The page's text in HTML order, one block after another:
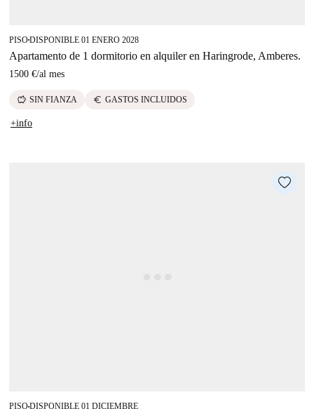
PISO■DISPONIBLE 01 ENERO 2028
Apartamento de 1 dormitorio en alquiler en Haringrode, Amberes.
1500 €/al mes
savings SIN FIANZA euro GASTOS INCLUIDOS
+info
PISO■DISPONIBLE 01 DICIEMBRE